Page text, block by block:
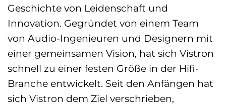
Geschichte von Leidenschaft und
Innovation. Gegründet von einem Team
von Audio-Ingenieuren und Designern mit
einer gemeinsamen Vision, hat sich Vistron
schnell zu einer festen Größe in der Hifi-
Branche entwickelt. Seit den Anfängen hat
sich Vistron dem Ziel verschrieben,